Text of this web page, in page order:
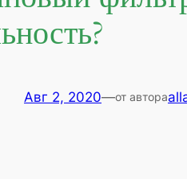
Авг 2, 2020—от автора